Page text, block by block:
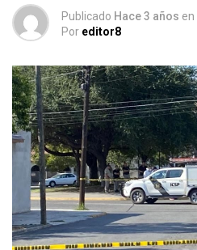
Publicado Hace 3 años en
Por editor8